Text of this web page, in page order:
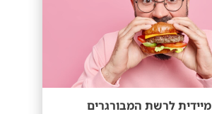
לרשת המבורגרים